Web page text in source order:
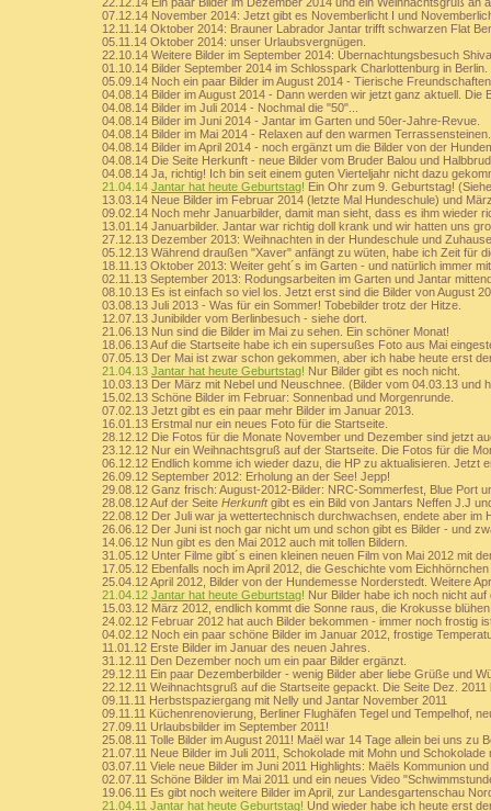
07.12.14 November 2014: Jetzt gibt es Novemberlicht I und
12.11.14 Oktober 2014: Brauner Labrador Jantar trifft schwarzen Flat
05.11.14 Oktober 2014: unser Urlaubsvergnügen.
22.10.14 Weitere Bilder im September 2014: Übernachtungsbesuch
01.10.14 Bilder September 2014 im Schlosspark Charlottenburg in Berlin.
05.09.14 Noch ein paar Bilder im August 2014 - Tierische
04.08.14 Bilder im August 2014 - Dann werden wir jetzt ganz aktuell. Die
04.08.14 Bilder im Juli 2014 - Nochmal die "50"...
04.08.14 Bilder im Juni 2014 - Jantar im Garten und 50er-Jahre-Revue.
04.08.14 Bilder im Mai 2014 - Relaxen auf den warmen Terrassensteinen.
04.08.14 Bilder im April 2014 - noch ergänzt um die Bilder von der
04.08.14 Die Seite Herkunft - neue Bilder vom Bruder Balou und
04.08.14 Ja, richtig! Ich bin seit einem guten Vierteljahr nicht dazu
21.04.14 Jantar hat heute Geburtstag! Ein Ohr zum 9. Geburtstag!
13.03.14 Neue Bilder im Februar 2014 (letzte Mal Hundeschule) und
09.02.14 Noch mehr Januarbilder, damit man sieht, dass es ihm wieder
13.01.14 Januarbilder. Jantar war richtig doll krank und wir hatten uns
27.12.13 Dezember 2013: Weihnachten in der Hundeschule und Zuhause
05.12.13 Während draußen "Xaver" anfängt zu wüten, habe ich Zeit für
18.11.13 Oktober 2013: Weiter geht´s im Garten - und natürlich immer
02.11.13 September 2013: Rodungsarbeiten im Garten und Jantar
08.10.13 Es ist einfach so viel los. Jetzt erst sind die Bilder von August
03.08.13 Juli 2013 - Was für ein Sommer! Tobebilder trotz der Hitze.
12.07.13 Junibilder vom Berlinbesuch - siehe dort.
21.06.13 Nun sind die Bilder im Mai zu sehen. Ein schöner Monat!
18.06.13 Auf die Startseite habe ich ein supersußes Foto aus Mai
07.05.13 Der Mai ist zwar schon gekommen, aber ich habe heute erst
21.04.13 Jantar hat heute Geburtstag! Nur Bilder gibt es noch nicht.
10.03.13 Der März mit Nebel und Neuschnee. (Bilder vom 04.03.13 und
15.02.13 Schöne Bilder im Februar: Sonnenbad und Morgenrunde.
07.02.13 Jetzt gibt es ein paar mehr Bilder im Januar 2013.
16.01.13 Erstmal nur ein neues Foto für die Startseite.
28.12.12 Die Fotos für die Monate November und Dezember sind jetzt
23.12.12 Nur ein Weihnachtsgruß auf der Startseite. Die Fotos für die
06.12.12 Endlich komme ich wieder dazu, die HP zu aktualisieren.
26.09.12 September 2012: Erholung an der See! Jepp!
29.08.12 Ganz frisch: August-2012-Bilder: NRC-Sommerfest, Blue Port
28.08.12 Auf der Seite Herkunftgibt es ein Bild von Jantars Neffen J.J
22.08.12 Der Juli war ja wettertechnisch durchwachsen, endete aber im
26.06.12 Der Juni ist noch gar nicht um und schon gibt es Bilder - und
14.06.12 Nun gibt es den Mai 2012 auch mit tollen Bildern.
31.05.12 Unter Filme gibt´s einen kleinen neuen Film von Mai 2012 mit
17.05.12 Ebenfalls noch im April 2012, die Geschichte vom
25.04.12 April 2012, Bilder von der Hundemesse Norderstedt. Weitere
21.04.12 Jantar hat heute Geburtstag! Nur Bilder habe ich noch nicht auf
15.03.12 März 2012, endlich kommt die Sonne raus, die Krokusse
24.02.12 Februar 2012 hat auch Bilder bekommen - immer noch frostig
04.02.12 Noch ein paar schöne Bilder im Januar 2012, frostige
11.01.12 Erste Bilder im Januar des neuen Jahres.
31.12.11 Den Dezember noch um ein paar Bilder ergänzt.
29.12.11 Ein paar Dezemberbilder - wenig Bilder aber liebe Grüße und
22.12.11 Weihnachtsgruß auf die Startseite gepackt. Die Seite Dez. 2011
09.11.11 Herbstspaziergang mit Nelly und Jantar November 2011
09.11.11 Küchenrenovierung, Berliner Flughäfen Tegel und Tempelhof,
27.09.11 Urlaubsbilder im September 2011!
25.08.11 Tolle Bilder im August 2011! Maël war 14 Tage allein bei uns zu
21.07.11 Neue Bilder im Juli 2011, Schokolade mit Mohn und Schokolade
03.07.11 Viele neue Bilder im Juni 2011 Highlights: Maëls Kommunion
02.07.11 Schöne Bilder im Mai 2011 und ein neues Video
19.06.11 Es gibt noch weitere Bilder im April, zur Landesgartenschau
21.04.11 Jantar hat heute Geburtstag! Und wieder habe ich heute erst